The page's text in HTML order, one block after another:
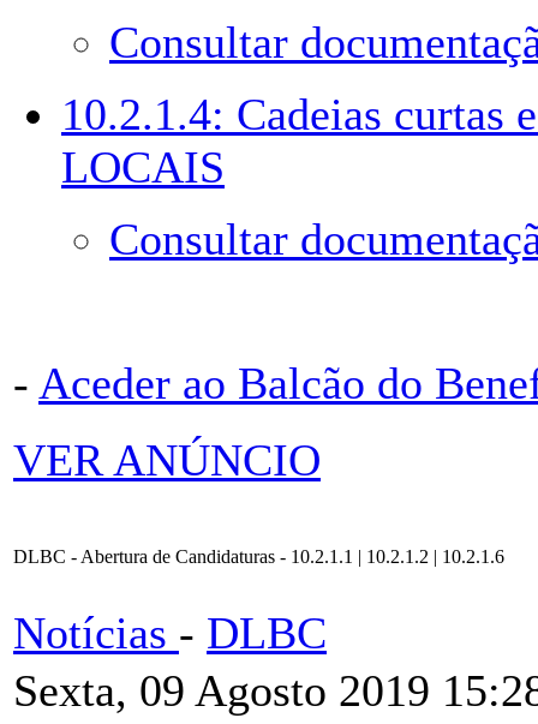
Consultar
10.2.1.4: Cadeias curtas
LOCAIS
Consultar
- Aceder ao Balcão do
VER ANÚNCIO
DLBC - Abertura de Candidaturas - 10.2.1.1 | 10.2.1.2 | 10.2.1.6
Notícias - DLBC
Sexta, 09 Agosto 2019